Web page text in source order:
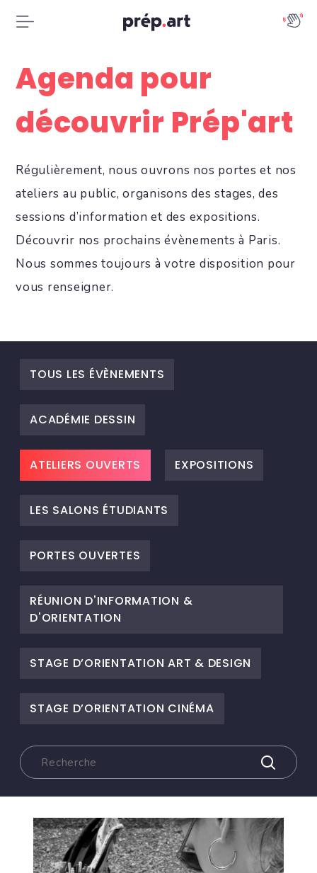
Agenda pour
découvrir Prép'art
Régulièrement, nous ouvrons nos portes et nos
ateliers au public, organisons des stages, des
sessions d’information et des expositions.
Découvrir nos prochains évènements à Paris.
Nous sommes toujours à votre disposition pour
vous renseigner.
TOUS LES ÉVÈNEMENTS
ACADÉMIE DESSIN
ATELIERS OUVERTS EXPOSITIONS
LES SALONS ÉTUDIANTS
PORTES OUVERTES
RÉUNION D'INFORMATION &
D'ORIENTATION
STAGE D’ORIENTATION ART & DESIGN
STAGE D’ORIENTATION CINÉMA